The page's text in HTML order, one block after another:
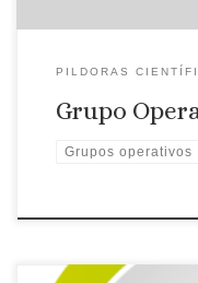
PILDORAS
Grupo
Grupos operativos